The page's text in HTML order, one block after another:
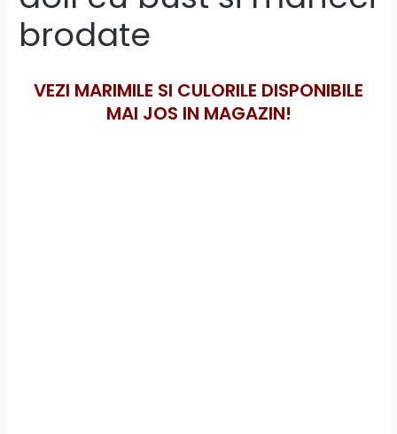
brodate
VEZI MARIMILE SI CULORILE DISPONIBILE
MAI JOS IN MAGAZIN!